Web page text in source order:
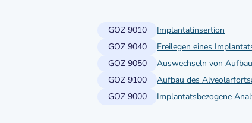
GOZ 9010
Implantatinsertion
GOZ 9040
Freilegen eines
GOZ 9050
Auswechseln von
GOZ 9100
Aufbau des
GOZ 9000
Implantatsbezogene